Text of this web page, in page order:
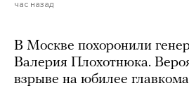
час назад
В Москве похоронили
Валерия Плохотнюка.
взрыве на юбилее